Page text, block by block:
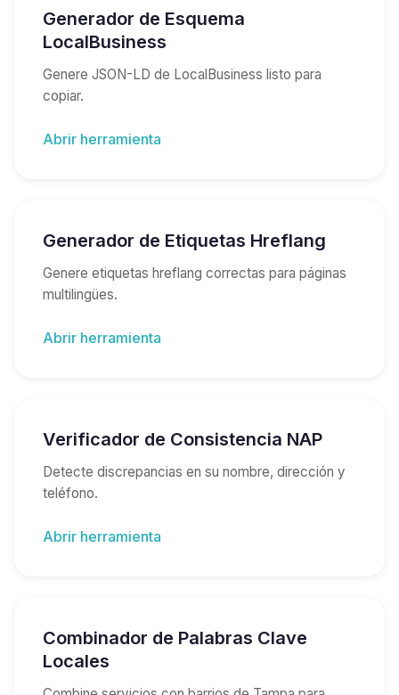
Generador de Esquema
LocalBusiness
Genere JSON-LD de LocalBusiness listo para
copiar.
Abrir herramienta
Generador de Etiquetas Hreflang
Genere etiquetas hreflang correctas para páginas
multilingües.
Abrir herramienta
Verificador de Consistencia NAP
Detecte discrepancias en su nombre, dirección y
teléfono.
Abrir herramienta
Combinador de Palabras Clave
Locales